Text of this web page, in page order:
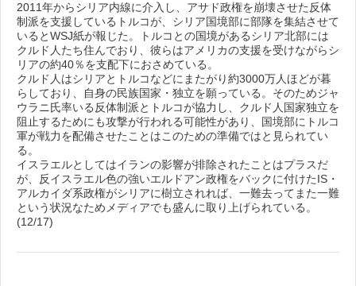
2011年からシリア内線に介入し、アサド政権を崩壊させた反体
制派を支援しているトルコが、シリア国境部に部隊を集結させて
いるとWSJ紙が報じた。トルコとの国境があるシリア北部には
クルド人たち住んでおり、彼らはアメリカの支援を受けながらシ
リアの約40％を支配下におさめている。
クルド人はシリアとトルコなどにまたがり約3000万人ほどが暮
らしており、自身の民族国家・独立を願っている。そのためジャ
ウラニ氏率いる反体制派とトルコが協力し、クルド人国家独立を
阻止するためにも攻撃が行われる可能性があり、国境部にトルコ
軍が戦力を配備させたことはこのための準備ではと見られてい
る。
イスラエルとしてはイランの影響が排除されたことはプラスだ
が、反イスラエル色の強いエルドアン政権をバックに付けたIS・
アルカイダ系政権がシリアに樹立されれば、一難去ってまた一難
という状況なためメディアでも盛んに取り上げられている。
(12/17)